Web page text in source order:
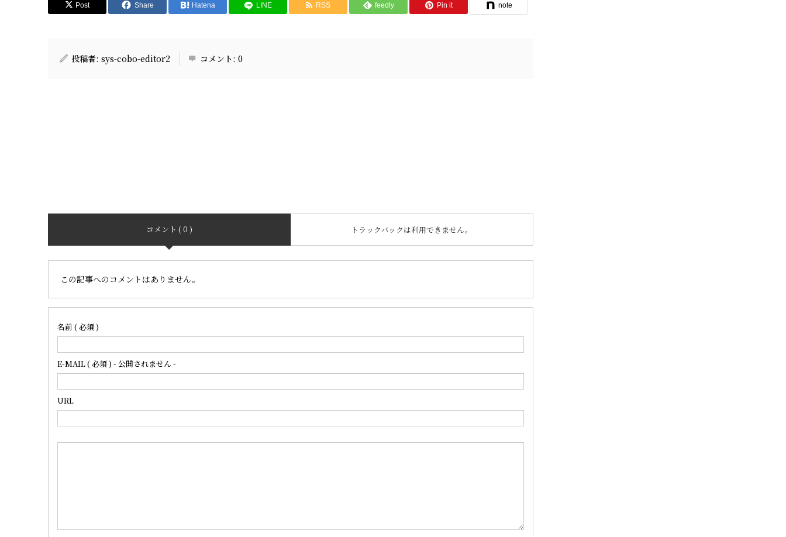
Post Share Hatena LINE RSS feedly Pin it note
投稿者: sys-cobo-editor2 コメント: 0
コメント ( 0 ) トラックバックは利用できません。
この記事へのコメントはありません。
名前 ( 必須 )
E-MAIL ( 必須 ) - 公開されません -
URL